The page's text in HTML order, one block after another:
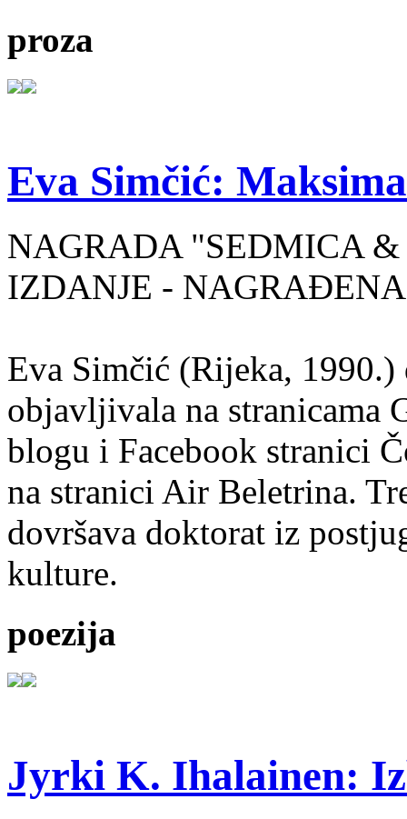
proza
Eva Simčić:
NAGRADA "SEDMICA
IZDANJE -
Eva Simčić (Rijeka, 1990.)
objavljivala na stranicama
blogu i Facebook stranici
na stranici Air Beletrina.
dovršava doktorat iz
kulture.
poezija
Jyrki K. Ihalainen: